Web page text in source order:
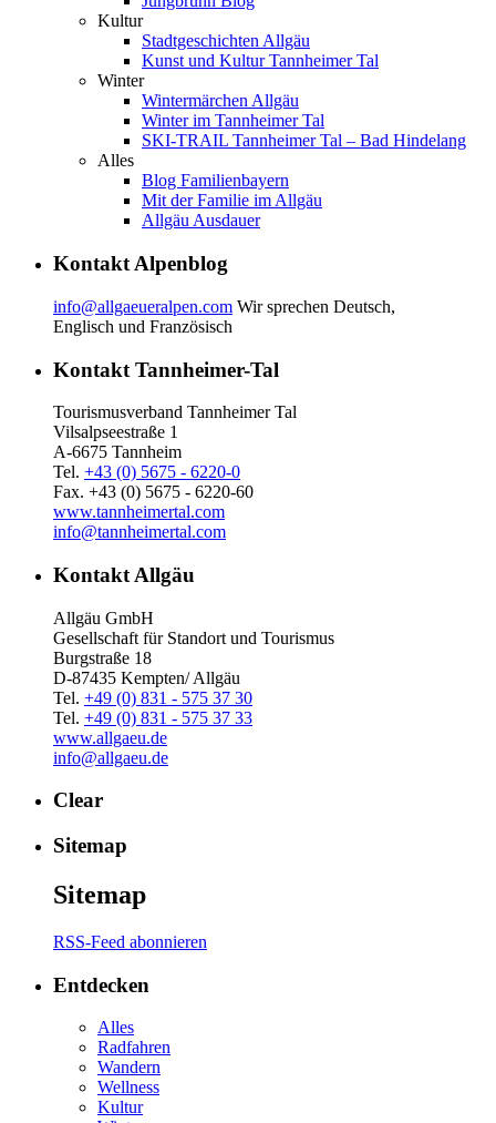
Kultur
Stadtgeschichten Allgäu
Kunst und Kultur Tannheimer Tal
Winter
Wintermärchen Allgäu
Winter im Tannheimer Tal
SKI-TRAIL Tannheimer Tal – Bad Hindelang
Alles
Blog Familienbayern
Mit der Familie im Allgäu
Allgäu Ausdauer
Kontakt Alpenblog
info@allgaeueralpen.com Wir sprechen Deutsch,
Englisch und Französisch
Kontakt Tannheimer-Tal
Tourismusverband Tannheimer Tal
Vilsalpseestraße 1
A-6675 Tannheim
Tel. +43 (0) 5675 - 6220-0
Fax. +43 (0) 5675 - 6220-60
www.tannheimertal.com
info@tannheimertal.com
Kontakt Allgäu
Allgäu GmbH
Gesellschaft für Standort und Tourismus
Burgstraße 18
D-87435 Kempten/ Allgäu
Tel. +49 (0) 831 - 575 37 30
Tel. +49 (0) 831 - 575 37 33
www.allgaeu.de
info@allgaeu.de
Clear
Sitemap
Sitemap
RSS-Feed abonnieren
Entdecken
Alles
Radfahren
Wandern
Wellness
Kultur